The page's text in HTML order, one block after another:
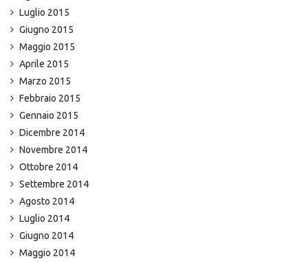
Luglio 2015
Giugno 2015
Maggio 2015
Aprile 2015
Marzo 2015
Febbraio 2015
Gennaio 2015
Dicembre 2014
Novembre 2014
Ottobre 2014
Settembre 2014
Agosto 2014
Luglio 2014
Giugno 2014
Maggio 2014